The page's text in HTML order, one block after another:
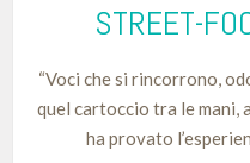
STREET-
“Voci che si rincorrono,
quel cartoccio tra le mani,
ha provato